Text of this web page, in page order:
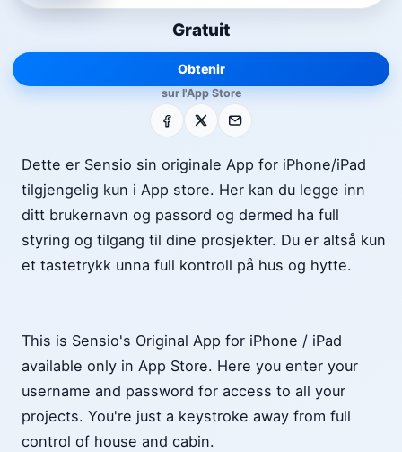
Gratuit
Obtenir
sur l'App Store
Facebook E-mail
Dette er Sensio sin originale App for iPhone/iPad
tilgjengelig kun i App store. Her kan du legge inn
ditt brukernavn og passord og dermed ha full
styring og tilgang til dine prosjekter. Du er altså kun
et tastetrykk unna full kontroll på hus og hytte.
This is Sensio's Original App for iPhone / iPad
available only in App Store. Here you enter your
username and password for access to all your
projects. You're just a keystroke away from full
control of house and cabin.